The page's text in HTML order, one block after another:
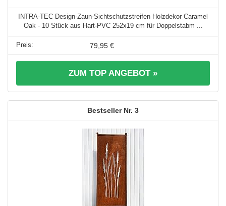
INTRA-TEC Design-Zaun-Sichtschutzstreifen Holzdekor Caramel
Oak - 10 Stück aus Hart-PVC 252x19 cm für Doppelstabm ...
79,95 €
ZUM TOP ANGEBOT »
3